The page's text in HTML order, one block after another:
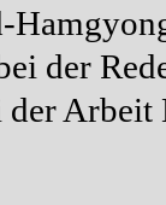
der
Arbeit